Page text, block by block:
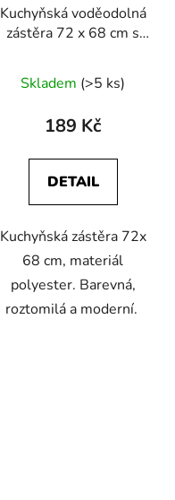
Kuchyňská voděodolná
zástěra 72 x 68 cm s
Skladem (>5 ks)
189 Kč
DETAIL
Kuchyňská zástěra 72x
68 cm, materiál
polyester. Barevná,
roztomilá a moderní.